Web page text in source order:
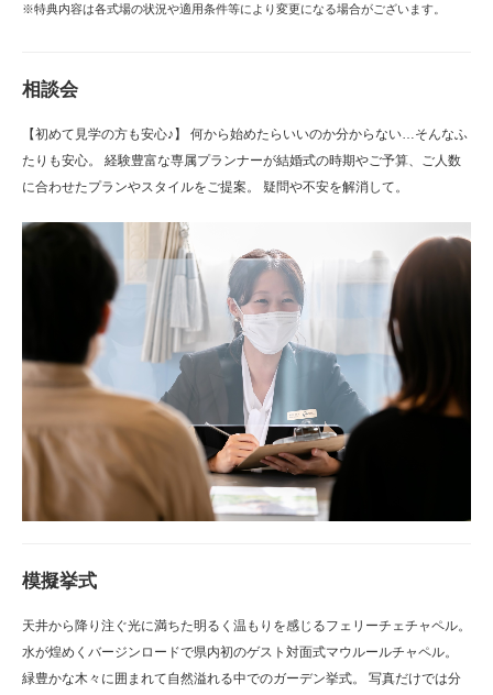
※特典内容は各式場の状況や適用条件等により変更になる場合がございます。
相談会
【初めて見学の方も安心♪】 何から始めたらいいのか分からない…そんなふ
たりも安心。 経験豊富な専属プランナーが結婚式の時期やご予算、ご人数
に合わせたプランやスタイルをご提案。 疑問や不安を解消して。
模擬挙式
天井から降り注ぐ光に満ちた明るく温もりを感じるフェリーチェチャペル。
水が煌めくバージンロードで県内初のゲスト対面式マウルールチャペル。
緑豊かな木々に囲まれて自然溢れる中でのガーデン挙式。 写真だけでは分